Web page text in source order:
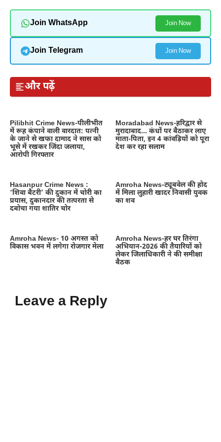
Join WhatsApp Join Now
Join Telegram Join Now
और पढ़ें
Pilibhit Crime News-पीलीभीत
में रूह कंपाने वाली वारदात: पत्नी
के जाने से खफा दामाद ने सास को
भूसे में रखकर जिंदा जलाया,
आरोपी गिरफ्तार
Moradabad News-हरिद्वार से
मुरादाबाद… कंधों पर बैठाकर लाए
माता-पिता, इन 4 कांवड़ियों को पूरा
देश कर रहा सलाम
Hasanpur Crime News :
‘शिवा बैटरी’ की दुकान में चोरी का
प्रयास, दुकानदार की तत्परता से
दबोचा गया शातिर चोर
Amroha News-ट्यूबवेल की होद
में मिला लुहारी खादर निवासी युवक
का शव
Amroha News- 10 अगस्त को
विकास भवन में लगेगा रोजगार मेला
Amroha News-हर घर तिरंगा
अभियान-2026 की तैयारियों को
लेकर जिलाधिकारी ने की समीक्षा
बैठक
Leave a Reply